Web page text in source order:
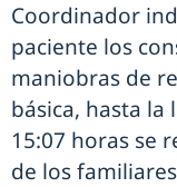
Coordinador
paciente los
maniobras de
básica, hasta la
15:07 horas se
de los